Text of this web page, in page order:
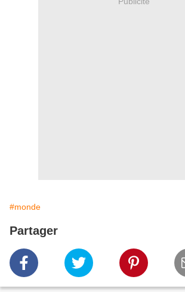
#monde
Partager